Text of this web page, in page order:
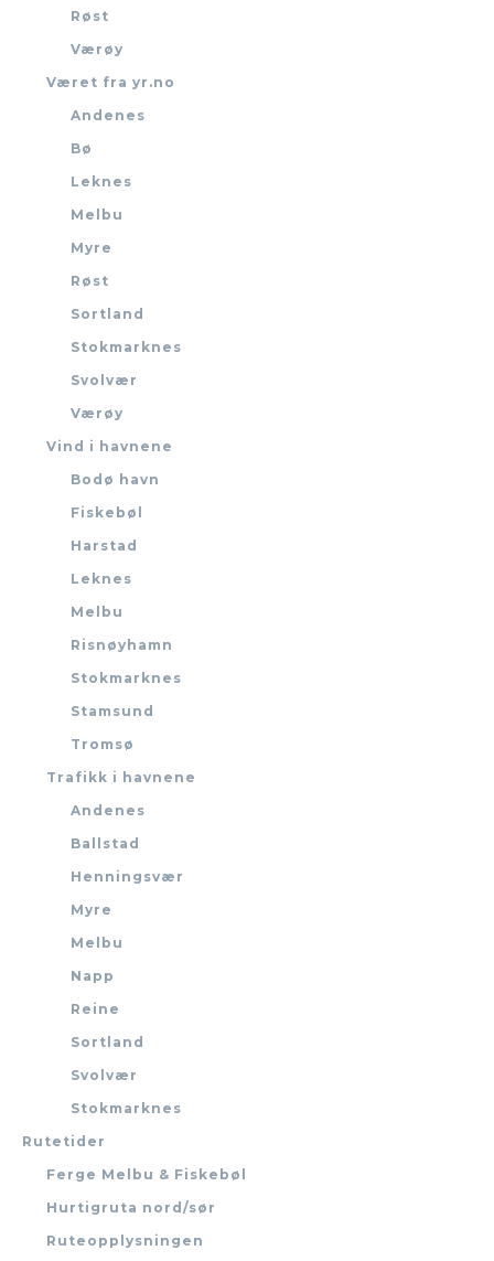
Røst
Værøy
Været fra yr.no
Andenes
Bø
Leknes
Melbu
Myre
Røst
Sortland
Stokmarknes
Svolvær
Værøy
Vind i havnene
Bodø havn
Fiskebøl
Harstad
Leknes
Melbu
Risnøyhamn
Stokmarknes
Stamsund
Tromsø
Trafikk i havnene
Andenes
Ballstad
Henningsvær
Myre
Melbu
Napp
Reine
Sortland
Svolvær
Stokmarknes
Rutetider
Ferge Melbu & Fiskebøl
Hurtigruta nord/sør
Ruteopplysningen